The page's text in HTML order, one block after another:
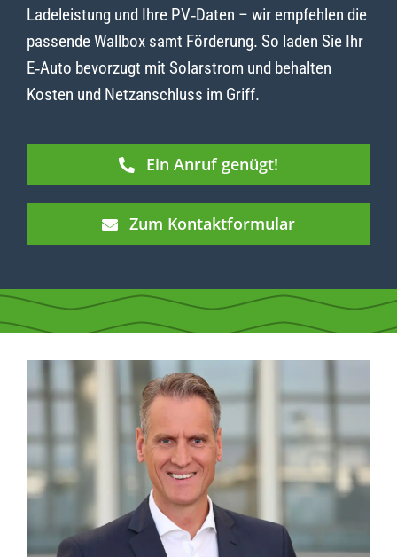
Ladeleistung und Ihre PV‑Daten – wir empfehlen die
passende Wallbox samt Förderung. So laden Sie Ihr
E‑Auto bevorzugt mit Solarstrom und behalten
Kosten und Netzanschluss im Griff.
Ein Anruf genügt!
Zum Kontaktformular